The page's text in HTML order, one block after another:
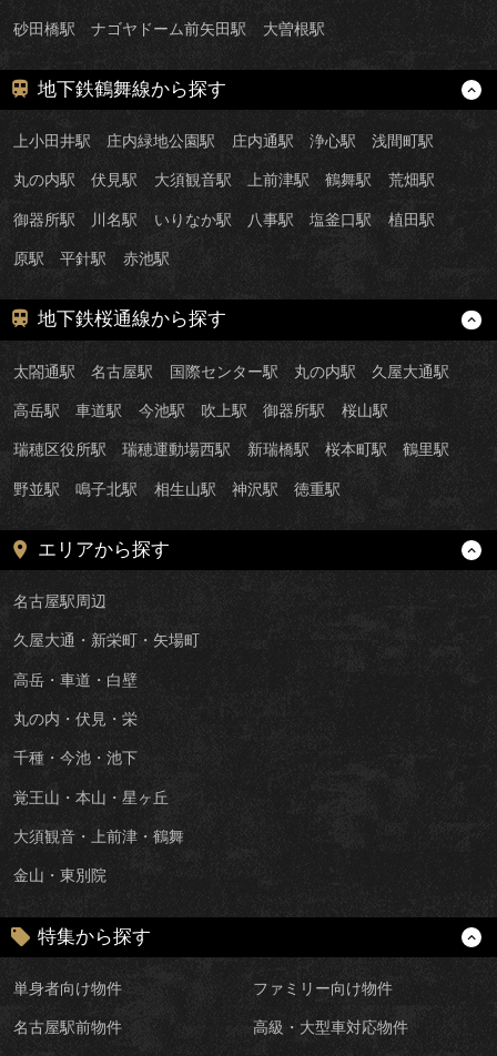
砂田橋駅 ナゴヤドーム前矢田駅 大曽根駅
地下鉄鶴舞線から探す
上小田井駅 庄内緑地公園駅 庄内通駅 浄心駅 浅間町駅
丸の内駅 伏見駅 大須観音駅 上前津駅 鶴舞駅 荒畑駅
御器所駅 川名駅 いりなか駅 八事駅 塩釜口駅 植田駅
原駅 平針駅 赤池駅
地下鉄桜通線から探す
太閤通駅 名古屋駅 国際センター駅 丸の内駅 久屋大通駅
高岳駅 車道駅 今池駅 吹上駅 御器所駅 桜山駅
瑞穂区役所駅 瑞穂運動場西駅 新瑞橋駅 桜本町駅 鶴里駅
野並駅 鳴子北駅 相生山駅 神沢駅 徳重駅
エリアから探す
名古屋駅周辺
久屋大通・新栄町・矢場町
高岳・車道・白壁
丸の内・伏見・栄
千種・今池・池下
覚王山・本山・星ヶ丘
大須観音・上前津・鶴舞
金山・東別院
特集から探す
単身者向け物件 ファミリー向け物件
名古屋駅前物件 高級・大型車対応物件